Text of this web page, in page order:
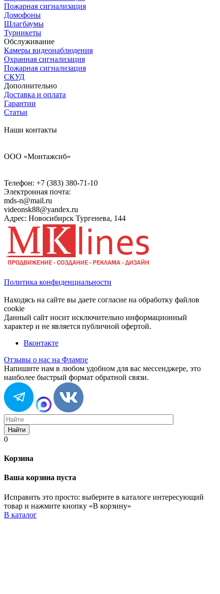
Пожарная сигнализация
Домофоны
Шлагбаумы
Турникеты
Обслуживание
Камеры видеонаблюдения
Охранная сигнализация
Пожарная сигнализация
СКУД
Дополнительно
Доставка и оплата
Гарантии
Статьи
Наши контакты
ООО «Монтажсиб»
Телефон: +7 (383) 380-71-10
Электронная почта:
mds-n@mail.ru
videonsk88@yandex.ru
Адрес: Новосибирск Тургенева, 144
Политика конфиденциальности
Находясь на сайте вы даете согласие на обработку файлов
cookie
Данный сайт носит исключительно информационный
характер и не является публичной офертой.
Вконтакте
Отзывы о нас на Флампе
Напишите нам в любом удобном для вас мессенджере, это
наиболее быстрый формат обратной связи.
Найти
0
Корзина
Ваша корзина пуста
Исправить это просто: выберите в каталоге интересующий
товар и нажмите кнопку «В корзину»
В каталог